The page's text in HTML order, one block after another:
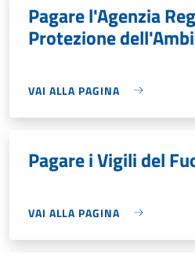
Pagare l'Agenzia
Protezione
VAI ALLA PAGINA
Pagare i Vigili del
VAI ALLA PAGINA